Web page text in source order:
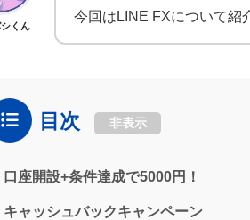
くん
今回はLINE FXについて紹
目次 非表示
口座開設+条件達成で5000円！
キャッシュバックキャンペーン